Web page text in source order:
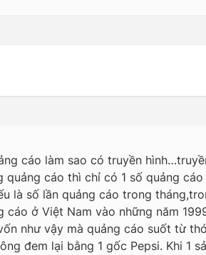
cáo làm sao có truyền
quảng cáo thì chỉ có 1 số quảng
là số lần quảng cáo trong
cáo ở Việt Nam vào những năm
như vậy mà quảng cáo suốt từ
đem lại bằng 1 gốc Pepsi. Khi 1